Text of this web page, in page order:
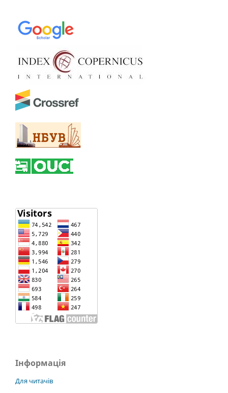
Інформація
Для читачів